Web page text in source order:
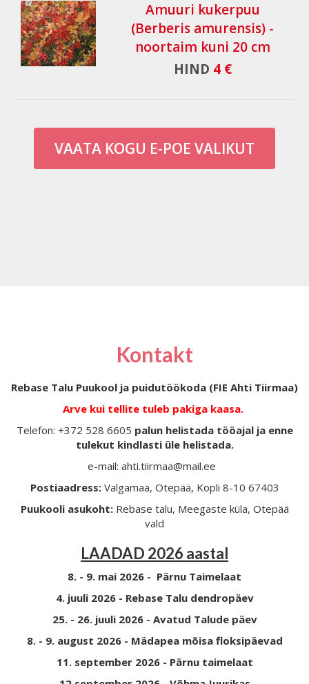
Amuuri kukerpuu
(Berberis amurensis) -
noortaim kuni 20 cm
HIND 4 €
VAATA KOGU E-POE VALIKUT
Kontakt
Rebase Talu Puukool ja puidutöökoda (FIE Ahti Tiirmaa)
Arve kui tellite tuleb pakiga kaasa.
Telefon: +372 528 6605 palun helistada tööajal ja enne
tulekut kindlasti üle helistada.
e-mail: ahti.tiirmaa@mail.ee
Postiaadress: Valgamaa, Otepää, Kopli 8-10 67403
Puukooli asukoht: Rebase talu, Meegaste küla, Otepää
vald
LAADAD 2026 aastal
8. - 9. mai 2026 - Pärnu Taimelaat
4. juuli 2026 - Rebase Talu dendropäev
25. - 26. juuli 2026 - Avatud Talude päev
8. - 9. august 2026 - Mädapea mõisa floksipäevad
11. september 2026 - Pärnu taimelaat